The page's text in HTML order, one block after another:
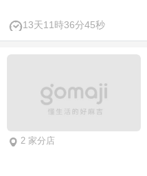
13天11時36分45秒
2 家分店